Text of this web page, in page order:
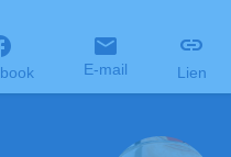
E-mail Lien